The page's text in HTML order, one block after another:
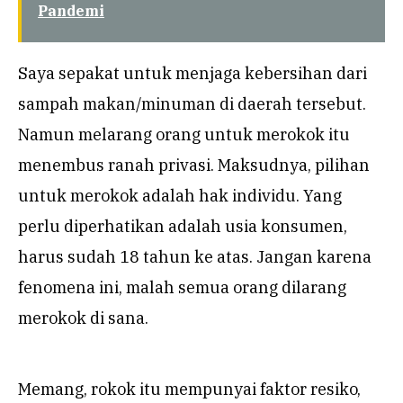
Pandemi
Saya sepakat untuk menjaga kebersihan dari
sampah makan/minuman di daerah tersebut.
Namun melarang orang untuk merokok itu
menembus ranah privasi. Maksudnya, pilihan
untuk merokok adalah hak individu. Yang
perlu diperhatikan adalah usia konsumen,
harus sudah 18 tahun ke atas. Jangan karena
fenomena ini, malah semua orang dilarang
merokok di sana.
Memang, rokok itu mempunyai faktor resiko,